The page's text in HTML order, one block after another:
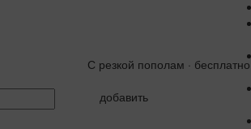
С резкой пополам · бесплатно
добавить